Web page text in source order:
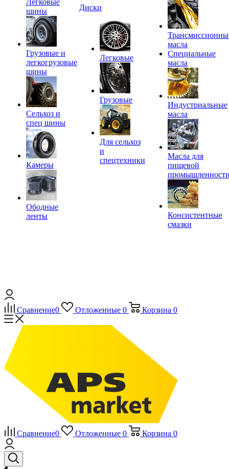
Легковые
шины
Грузовые и
легкогрузовые
шины
Сельхоз и
спец шины
Камеры
Ободные
ленты
Диски
Легковые
Грузовые
Для сельхоз
и
спецтехники
масла
Специальные
масла
Индустриальные
масла
Масла для
пищевой
Консистентные
смазки
Сравнение0 Отложенные 0 Корзина 0
Сравнение0 Отложенные 0 Корзина 0